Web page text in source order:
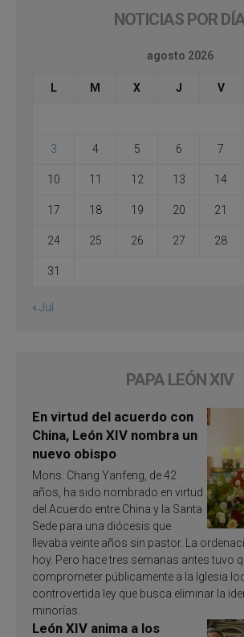
NOTICIAS POR
agosto 2026
L M X J V
3 4 5 6 7
10 11 12 13 14
17 18 19 20 21
24 25 26 27 28
31
« Jul
PAPA LEÓN XIV
En virtud del acuerdo con
China, León XIV nombra un
nuevo obispo
Mons. Chang Yanfeng, de 42
años, ha sido nombrado en virtud
del Acuerdo entre China y la Santa
Sede para una diócesis que
llevaba veinte años sin pastor. La
hoy. Pero hace tres semanas antes tuvo
comprometer públicamente a la Iglesia
controvertida ley que busca eliminar la
minorías.
León XIV anima a los